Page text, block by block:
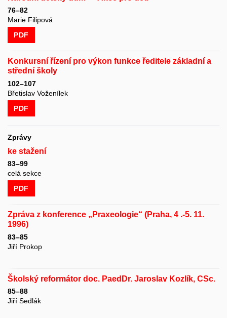
76–82
Marie Filipová
PDF
Konkursní řízení pro výkon funkce ředitele základní a
střední školy
102–107
Břetislav Voženílek
PDF
Zprávy
ke stažení
83–99
celá sekce
PDF
Zpráva z konference „Praxeologie“ (Praha, 4 .-5. 11.
1996)
83–85
Jiří Prokop
Školský reformátor doc. PaedDr. Jaroslav Kozlík, CSc.
85–88
Jiří Sedlák